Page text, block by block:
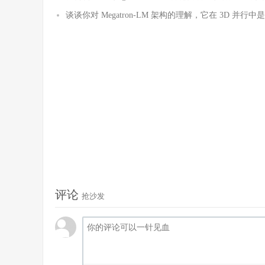
谈谈你对 Megatron-LM 架构的理解，它在 3D 并行中
评论 抢沙发